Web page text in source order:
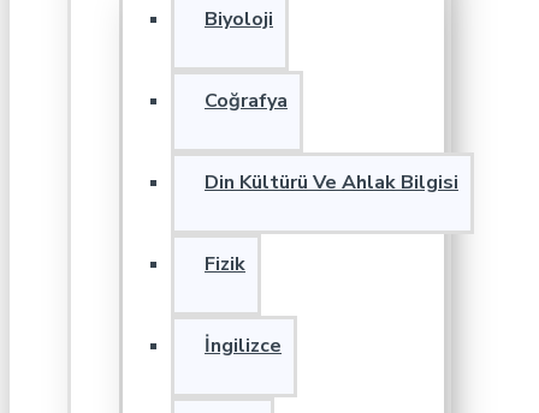
Biyoloji
Coğrafya
Din Kültürü Ve Ahlak Bilgisi
Fizik
İngilizce